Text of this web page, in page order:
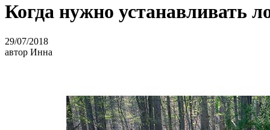
Когда нужно устанавливать
29/07/2018
автор Инна